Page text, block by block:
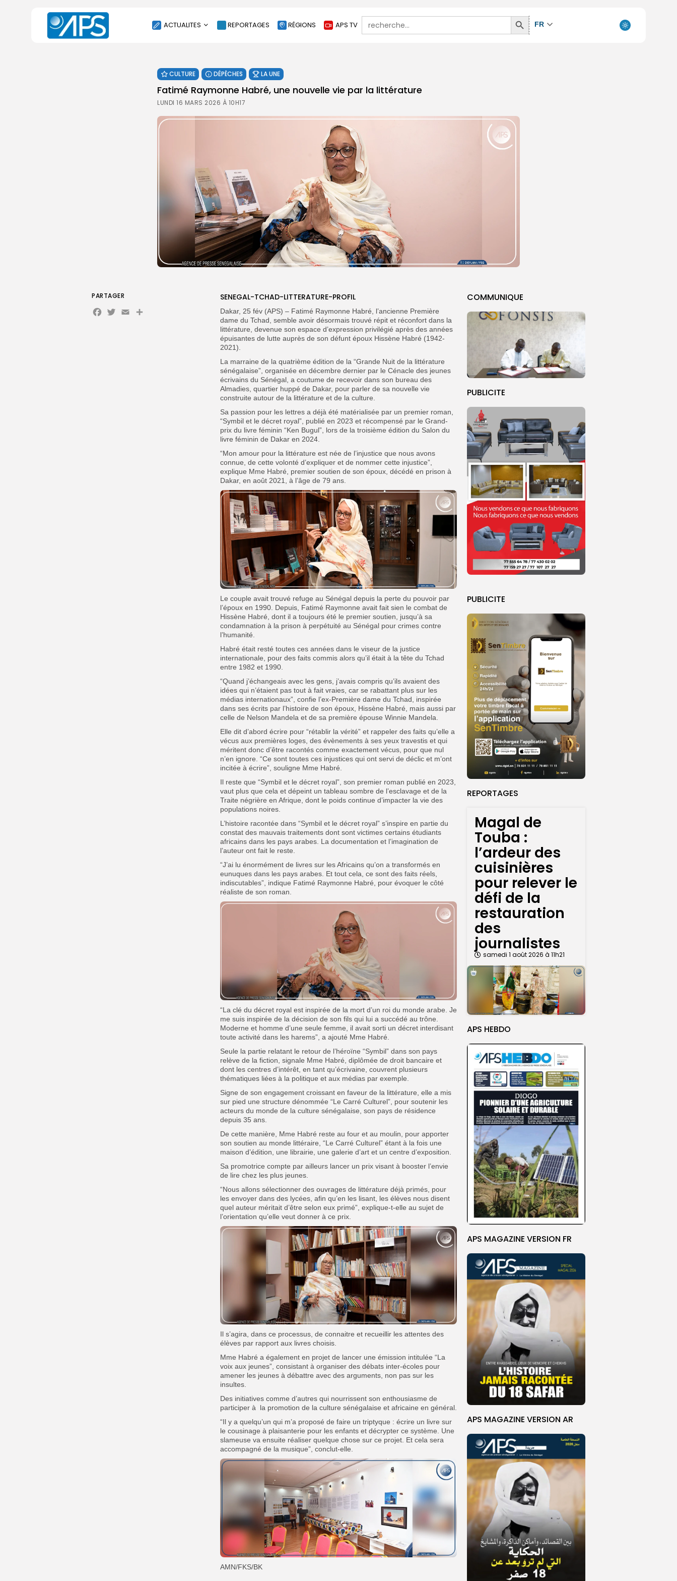
ACTUALITES
SOCIÉTÉ
ÉCONOMIE
CULTURE
SPORT
REPORTAGES RÉGIONS APS TV
Search
for:
Search
Button
FR
CULTURE DÉPÊCHES LA UNE
Fatimé Raymonne Habré, une nouvelle vie par la littérature
LUNDI 16 MARS 2026 À 10H17
COMMUNIQUE
PUBLICITE
PUBLICITE
REPORTAGES
Magal de
Touba :
l’ardeur des
cuisinières
pour relever le
défi de la
restauration
des
journalistes
samedi 1 août 2026 à 11h21
APS HEBDO
APS MAGAZINE VERSION FR
APS MAGAZINE VERSION AR
SENEGAL-TCHAD-LITTERATURE-PROFIL
Dakar, 25 fév (APS) – Fatimé Raymonne Habré, l’ancienne Première
dame du Tchad, semble avoir désormais trouvé répit et réconfort dans la
littérature, devenue son espace d’expression privilégié après des années
épuisantes de lutte auprès de son défunt époux Hissène Habré (1942-
2021).
La marraine de la quatrième édition de la “Grande Nuit de la littérature
sénégalaise”, organisée en décembre dernier par le Cénacle des jeunes
écrivains du Sénégal, a coutume de recevoir dans son bureau des
Almadies, quartier huppé de Dakar, pour parler de sa nouvelle vie
construite autour de la littérature et de la culture.
Sa passion pour les lettres a déjà été matérialisée par un premier roman,
“Symbil et le décret royal”, publié en 2023 et récompensé par le Grand-
prix du livre féminin “Ken Bugul”, lors de la troisième édition du Salon du
livre féminin de Dakar en 2024.
“Mon amour pour la littérature est née de l’injustice que nous avons
connue, de cette volonté d’expliquer et de nommer cette injustice”,
explique Mme Habré, premier soutien de son époux, décédé en prison à
Dakar, en août 2021, à l’âge de 79 ans.
Le couple avait trouvé refuge au Sénégal depuis la perte du pouvoir par
l’époux en 1990. Depuis, Fatimé Raymonne avait fait sien le combat de
Hissène Habré, dont il a toujours été le premier soutien, jusqu’à sa
condamnation à la prison à perpétuité au Sénégal pour crimes contre
l’humanité.
Habré était resté toutes ces années dans le viseur de la justice
internationale, pour des faits commis alors qu’il était à la tête du Tchad
entre 1982 et 1990.
“Quand j’échangeais avec les gens, j’avais compris qu’ils avaient des
idées qui n’étaient pas tout à fait vraies, car se rabattant plus sur les
médias internationaux”, confie l’ex-Première dame du Tchad, inspirée
dans ses écrits par l’histoire de son époux, Hissène Habré, mais aussi par
celle de Nelson Mandela et de sa première épouse Winnie Mandela.
Elle dit d’abord écrire pour “rétablir la vérité” et rappeler des faits qu’elle a
vécus aux premières loges, des évènements à ses yeux travestis et qui
méritent donc d’être racontés comme exactement vécus, pour que nul
n’en ignore. “Ce sont toutes ces injustices qui ont servi de déclic et m’ont
incitée à écrire”, souligne Mme Habré.
Il reste que “Symbil et le décret royal”, son premier roman publié en 2023,
vaut plus que cela et dépeint un tableau sombre de l’esclavage et de la
Traite négrière en Afrique, dont le poids continue d’impacter la vie des
populations noires.
L’histoire racontée dans “Symbil et le décret royal” s’inspire en partie du
constat des mauvais traitements dont sont victimes certains étudiants
africains dans les pays arabes. La documentation et l’imagination de
l’auteur ont fait le reste.
“J’ai lu énormément de livres sur les Africains qu’on a transformés en
eunuques dans les pays arabes. Et tout cela, ce sont des faits réels,
indiscutables”, indique Fatimé Raymonne Habré, pour évoquer le côté
réaliste de son roman.
“La clé du décret royal est inspirée de la mort d’un roi du monde arabe. Je
me suis inspirée de la décision de son fils qui lui a succédé au trône.
Moderne et homme d’une seule femme, il avait sorti un décret interdisant
toute activité dans les harems”, a ajouté Mme Habré.
Seule la partie relatant le retour de l’héroïne “Symbil” dans son pays
relève de la fiction, signale Mme Habré, diplômée de droit bancaire et
dont les centres d’intérêt, en tant qu’écrivaine, couvrent plusieurs
thématiques liées à la politique et aux médias par exemple.
Signe de son engagement croissant en faveur de la littérature, elle a mis
sur pied une structure dénommée “Le Carré Culturel”, pour soutenir les
acteurs du monde de la culture sénégalaise, son pays de résidence
depuis 35 ans.
De cette manière, Mme Habré reste au four et au moulin, pour apporter
son soutien au monde littéraire, “Le Carré Culturel” étant à la fois une
maison d’édition, une librairie, une galerie d’art et un centre d’exposition.
Sa promotrice compte par ailleurs lancer un prix visant à booster l’envie
de lire chez les plus jeunes.
“Nous allons sélectionner des ouvrages de littérature déjà primés, pour
les envoyer dans des lycées, afin qu’en les lisant, les élèves nous disent
quel auteur méritait d’être selon eux primé”, explique-t-elle au sujet de
l’orientation qu’elle veut donner à ce prix.
Il s’agira, dans ce processus, de connaitre et recueillir les attentes des
élèves par rapport aux livres choisis.
Mme Habré a également en projet de lancer une émission intitulée “La
voix aux jeunes”, consistant à organiser des débats inter-écoles pour
amener les jeunes à débattre avec des arguments, non pas sur les
insultes.
Des initiatives comme d’autres qui nourrissent son enthousiasme de
participer à la promotion de la culture sénégalaise et africaine en général.
“Il y a quelqu’un qui m’a proposé de faire un triptyque : écrire un livre sur
le cousinage à plaisanterie pour les enfants et décrypter ce système. Une
slameuse va ensuite réaliser quelque chose sur ce projet. Et cela sera
accompagné de la musique”, conclut-elle.
AMN/FKS/BK
PARTAGER
Facebook
Twitter
EmailPartager